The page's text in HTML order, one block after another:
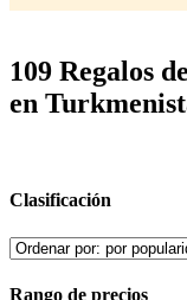
109 Regalos
en
Clasificación
Rango de precios